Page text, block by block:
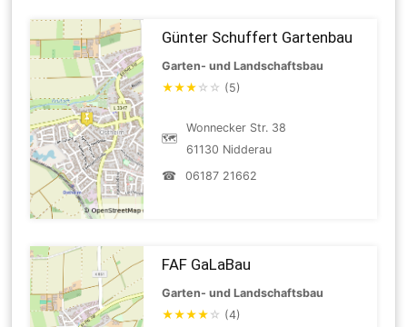
Günter Schuffert Gartenbau
Garten- und Landschaftsbau
★★★ ☆ ☆ (5)
🗺
Wonnecker Str. 38
61130 Nidderau
☎
06187 21662
FAF GaLaBau
Garten- und Landschaftsbau
★★★★ ☆ (4)